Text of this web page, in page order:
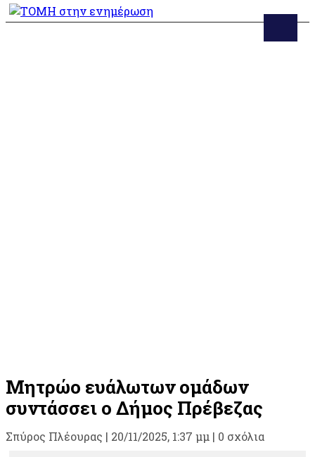
Μητρώο ευάλωτων ομάδων
συντάσσει ο Δήμος Πρέβεζας
Σπύρος Πλέουρας | 20/11/2025, 1:37 μμ | 0 σχόλια